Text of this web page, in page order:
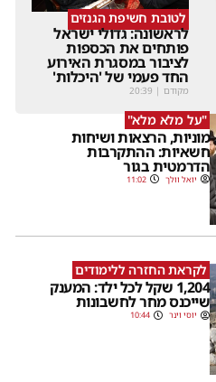
לטובת חשיפת הגנזים
לראשונה: גדולי ישראל
פותחים את הכספות
לציבור במסגרת האירוע
החד פעמי של 'היכלות'
מקודם |
20:39
"על מלא מלא"
מוניות, הרצאות ושיחות
חשאיות: ההתקרבות
הדרמטית בגור
יואל וולך 11:02
לקראת החזרה ללימודים
1,204 שקל לכל ילד: המענק
שייכנס מחר לחשבונות
יוסי וינר 10:44